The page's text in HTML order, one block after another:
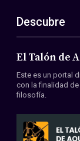
ES
EN
Acerca de
Miembros
Convenios
Descubre
El Talón de
Este es un portal
con la finalidad
filosofía.